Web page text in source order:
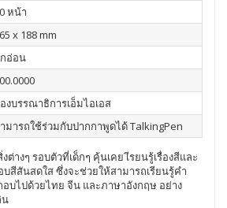
หน้า
x 188 mm
อ่อน
งบรรณาธิการเอ็มไอเอส
มารถใช้ร่วมกับปากกาพูดได้ TalkingPen
างๆ รอบตัวที่เด็กๆ คุ้นเคย เีรยนรู้เรื่องสีและ
สีสันสดใส ซึ่งจะช่วยให้สามารถเรียนรู้คำ
บไปด้วยไทย จีน และภาษาอังกฤษ อย่าง
น